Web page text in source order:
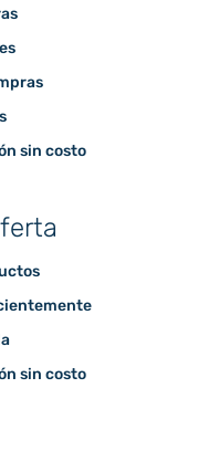
sin costo
sin costo